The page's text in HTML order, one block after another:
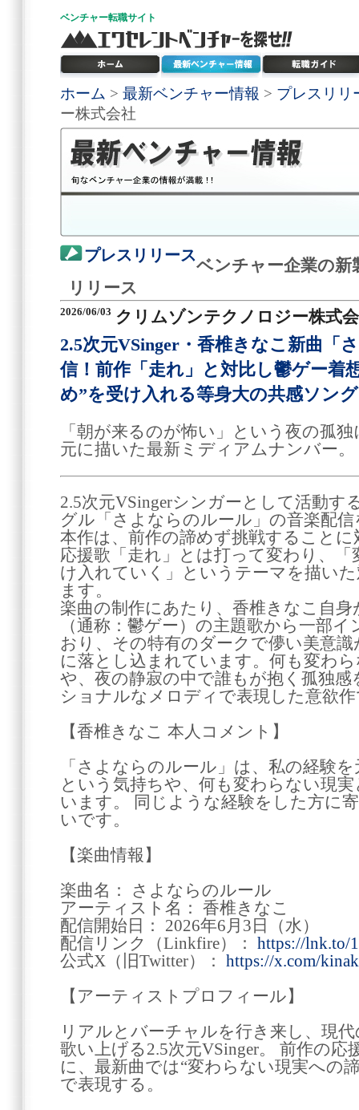
ベンチャー転職サイト
ホーム > 最新ベンチャー情報 > プレスリリ
ー株式会社
プレスリリース
ベンチャー企業の新
リリース
2026/06/03 クリムゾンテクノロジー株式
2.5次元VSinger・香椎きなこ新曲「
信！前作「走れ」と対比し鬱ゲー着
め”を受け入れる等身大の共感ソング
「朝が来るのが怖い」という夜の孤
元に描いた最新ミディアムナンバー。
2.5次元VSingerシンガーとして活動す
グル「さよならのルール」の音楽配
本作は、前作の諦めず挑戦すること
応援歌「走れ」とは打って変わり、
け入れていく」というテーマを描い
ます。
楽曲の制作にあたり、香椎きなこ自
（通称：鬱ゲー）の主題歌から一部
おり、その特有のダークで儚い美意
に落とし込まれています。何も変わ
や、夜の静寂の中で誰もが抱く孤独
ショナルなメロディで表現した意欲
【香椎きなこ 本人コメント】
「さよならのルール」は、私の経験
という気持ちや、何も変わらない現
います。 同じような経験をした方に
いです。
【楽曲情報】
楽曲名： さよならのルール
アーティスト名： 香椎きなこ
配信開始日： 2026年6月3日（水）
配信リンク（Linkfire）： https://lnk.to/
公式X（旧Twitter）： https://x.com/
【アーティストプロフィール】
リアルとバーチャルを行き来し、現
歌い上げる2.5次元VSinger。 前作の応
に、最新曲では“変わらない現実への
で表現する。